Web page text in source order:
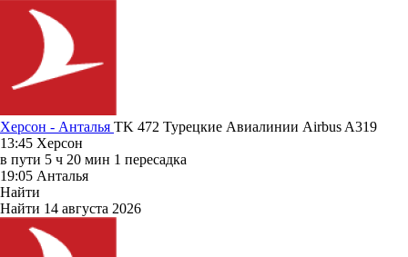
Херсон - Анталья TK 472 Турецкие Авиалинии Airbus A319
13:45 Херсон
в пути 5 ч 20 мин 1 пересадка
19:05 Анталья
Найти
Найти 14 августа 2026